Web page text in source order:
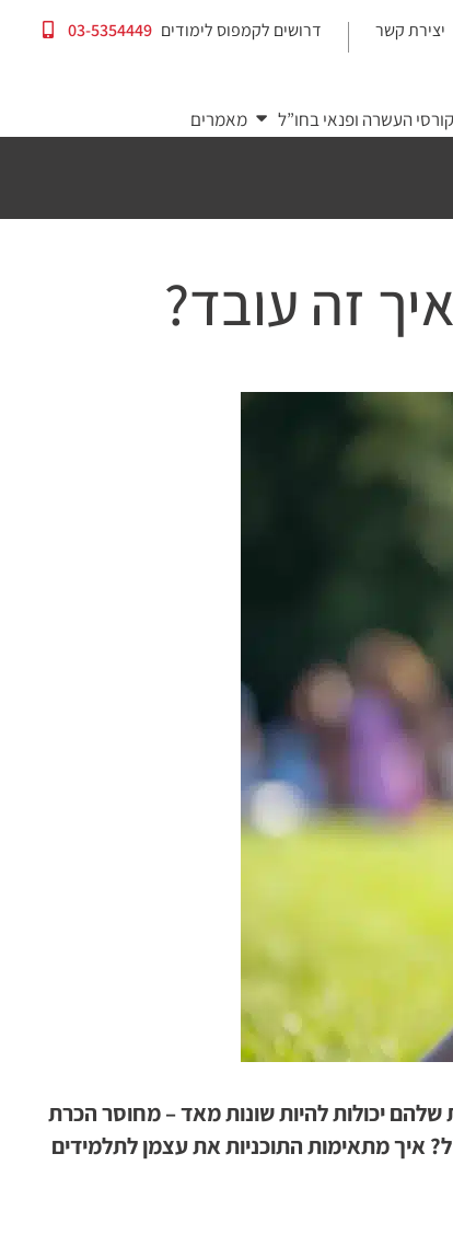
03-5354449 דרושים לקמפוס לימודים יצירת קשר
קורסי העשרה ופנאי בחו”ל מאמרים
זה עובד?
שלהם יכולות להיות שונות מאד – מחוסר הכרת
איך מתאימות התוכניות את עצמן לתלמידים